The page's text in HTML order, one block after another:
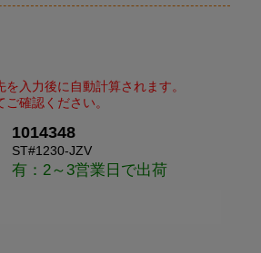
1014348
ST#1230-JZV
有：2～3営業日で出荷